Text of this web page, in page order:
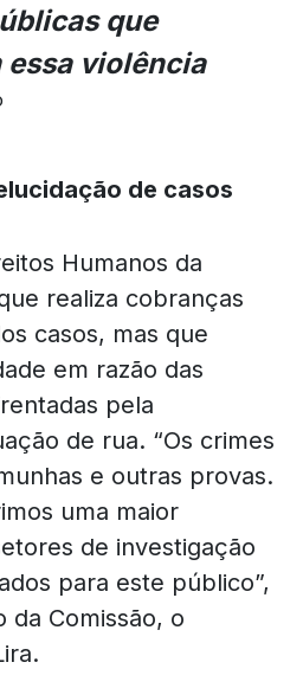
que
essa violência
de casos
Humanos da
realiza cobranças
casos, mas que
em razão das
pela
de rua. “Os crimes
e outras provas.
uma maior
de investigação
para este público”,
da Comissão, o